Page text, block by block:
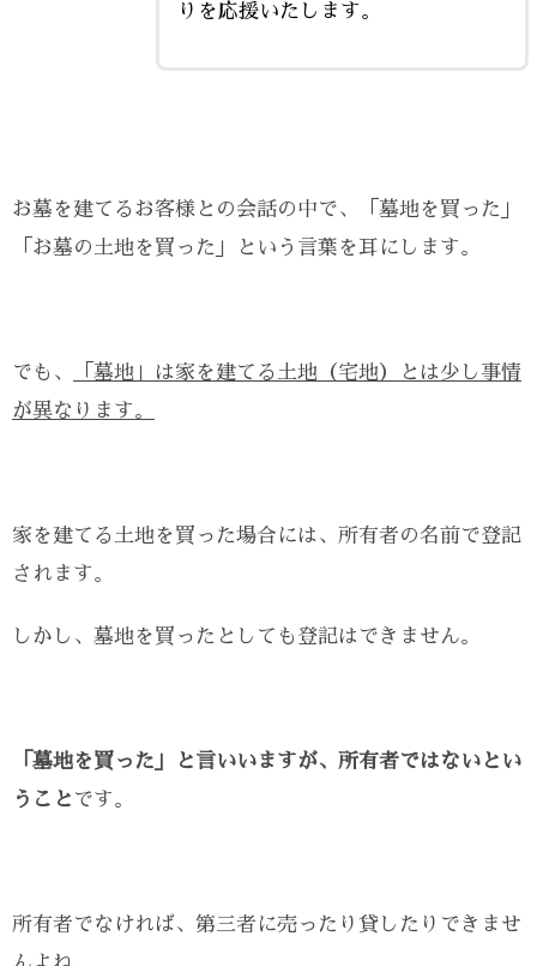
りを応援いたします。
お墓を建てるお客様との会話の中で、「墓地を買った」
「お墓の土地を買った」という言葉を耳にします。
でも、
「墓地」は家を建てる土地（宅地）とは少し事情
が異なります。
家を建てる土地を買った場合には、所有者の名前で登記
されます。
しかし、墓地を買ったとしても登記はできません。
「墓地を買った」と言いいますが、所有者ではないとい
うこと です。
所有者でなければ、第三者に売ったり貸したりできませ